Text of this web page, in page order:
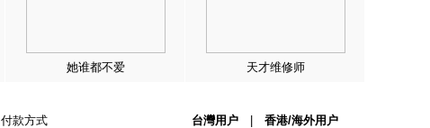
她谁都不爱 天才维修师
付款方式 台灣用户 香港/海外用户